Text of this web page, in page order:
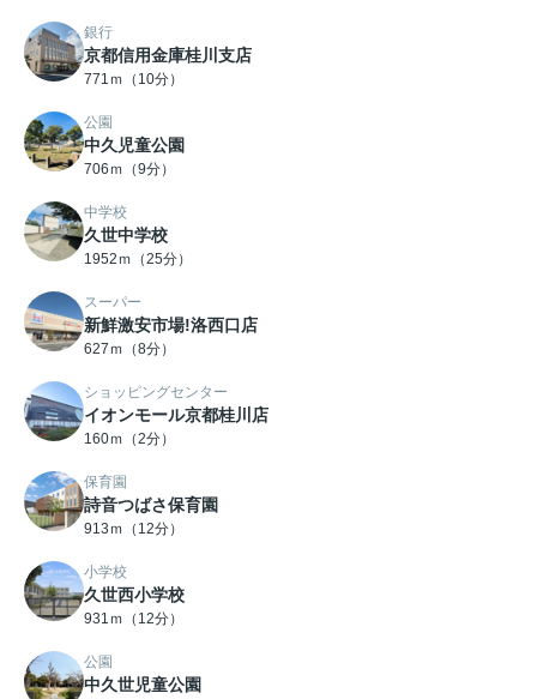
銀行
京都信用金庫桂川支店
771ｍ（10分）
公園
中久児童公園
706ｍ（9分）
中学校
久世中学校
1952ｍ（25分）
スーパー
新鮮激安市場!洛西口店
627ｍ（8分）
ショッピングセンター
イオンモール京都桂川店
160ｍ（2分）
保育園
詩音つばさ保育園
913ｍ（12分）
小学校
久世西小学校
931ｍ（12分）
公園
中久世児童公園